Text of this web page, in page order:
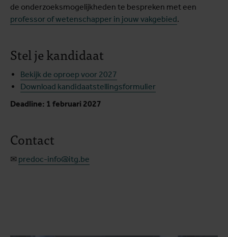
de onderzoeksmogelijkheden te bespreken met een
professor of wetenschapper in jouw vakgebied.
Stel je kandidaat
Bekijk de oproep voor 2027
Download kandidaatstellingsformulier
Deadline: 1 februari 2027
Contact
✉ predoc-info@itg.be